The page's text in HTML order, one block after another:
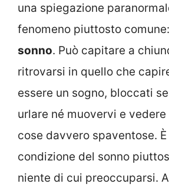
una spiegazione
fenomeno piuttosto comune:
sonno. Può capitare a
ritrovarsi in quello che
essere un sogno, bloccati
urlare né muovervi e
cose davvero spaventose. È
condizione del sonno
niente di cui preoccuparsi.